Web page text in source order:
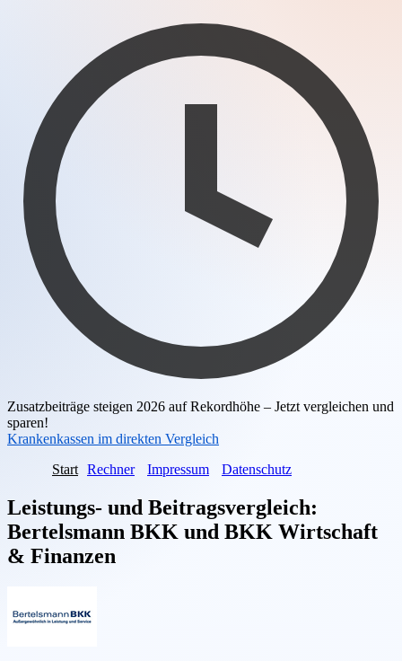
Zusatzbeiträge steigen 2026 auf Rekordhöhe – Jetzt vergleichen und
sparen!
Krankenkassen im direkten Vergleich
Start Rechner Impressum Datenschutz
Leistungs- und Beitragsvergleich:
Bertelsmann BKK und BKK Wirtschaft
& Finanzen